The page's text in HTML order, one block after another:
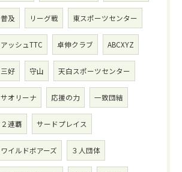
普及 リーグ戦 東スポーツセンター
アッシュTTC 卓伸クラブ ABCXYZ
三好 守山 天白スポーツセンター
サオリーナ 応援の力 一致団結
２連覇 サードプレイス
ワイルドボアーズ ３人団体